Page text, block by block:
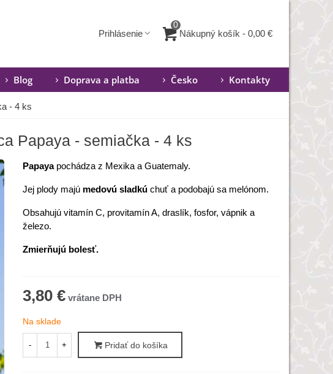
Prihlásenie
0
Nákupný košík - 0,00 €
Blog Doprava a platba Česko Kontakty
- 4 ks
Papaya - semiačka - 4 ks
Papayapochádza z Mexika a Guatemaly.
Jej plody majú medovú sladkú chuť a podobajú sa melónom.
Obsahujú vitamín C, provitamín A, draslík, fosfor, vápnik a
železo.
Zmierňujú bolesť.
3,80 €
Na sklade
- + Pridať do košíka